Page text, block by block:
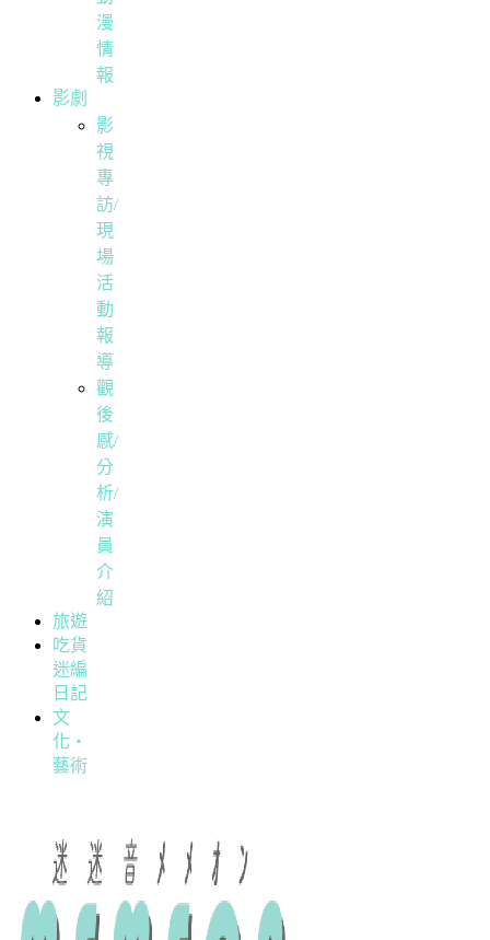
漫
情
報
影劇
影
視
專
訪/
現
場
活
動
報
導
觀
後
感/
分
析/
演
員
介
紹
旅遊
吃貨
迷編
日記
文
化・
藝術